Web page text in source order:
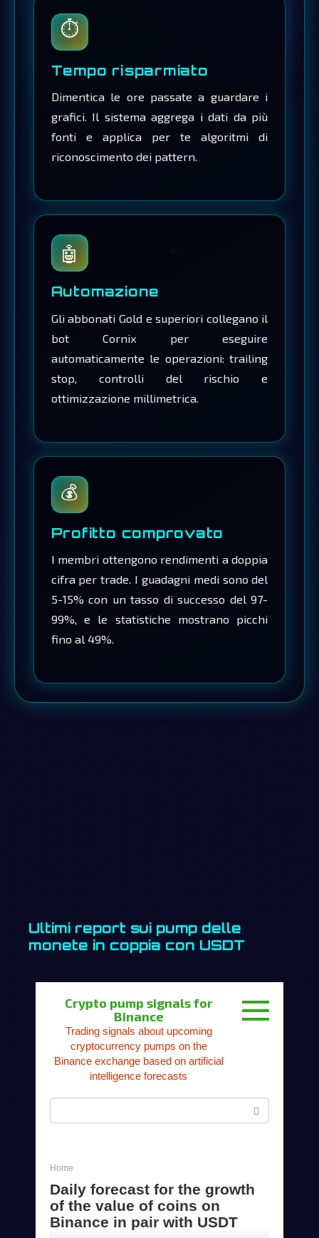
⏱️
Tempo risparmiato
Dimentica le ore passate a guardare i
grafici. Il sistema aggrega i dati da più
fonti e applica per te algoritmi di
riconoscimento dei pattern.
🤖
Automazione
Gli abbonati Gold e superiori collegano il
bot Cornix per eseguire
automaticamente le operazioni: trailing
stop, controlli del rischio e
ottimizzazione millimetrica.
💰
Profitto comprovato
I membri ottengono rendimenti a doppia
cifra per trade. I guadagni medi sono del
5-15% con un tasso di successo del 97-
99%, e le statistiche mostrano picchi
fino al 49%.
Ultimi report sui pump delle
monete in coppia con USDT